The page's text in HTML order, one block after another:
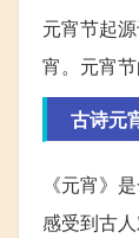
元宵节起
宵。元宵
古诗元
《元宵》
感受到古人